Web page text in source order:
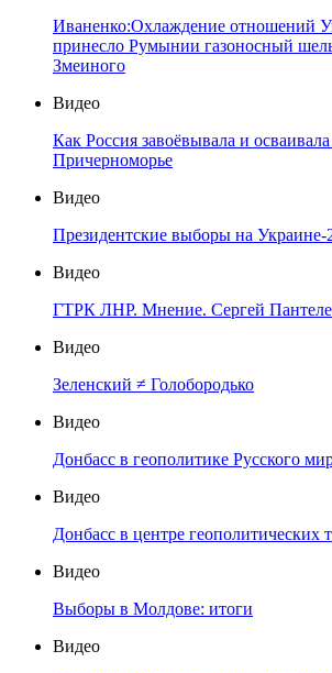
Иваненко:Охлаждение отношений
принесло Румынии газоносный
Змеиного
Видео
Как Россия завоёвывала и
Причерноморье
Видео
Президентские выборы на Украине-
Видео
ГТРК ЛНР. Мнение. Сергей
Видео
Зеленский ≠ Голобородько
Видео
Донбасс в геополитике Русского
Видео
Донбасс в центре геополитических
Видео
Выборы в Молдове: итоги
Видео